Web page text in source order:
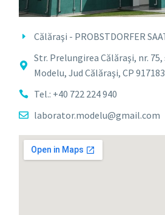
Călăraşi - PROBSTDORFER
Str. Prelungirea Călăraşi, nr.
Modelu, Jud Călăraşi, CP 917183
Tel.: +40 722 224 940
laborator.modelu@gmail.com